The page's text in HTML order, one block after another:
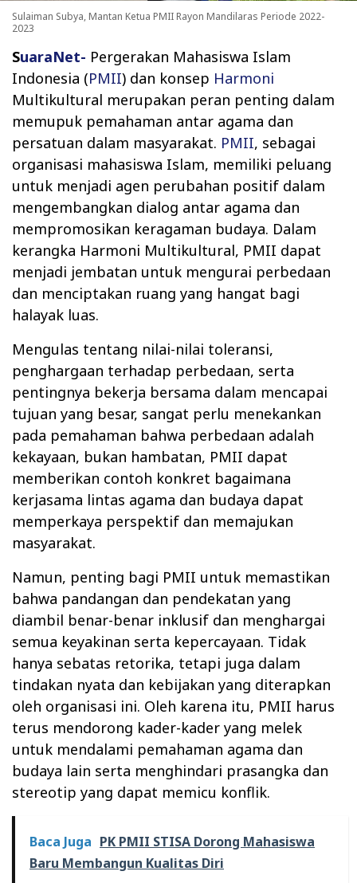
Sulaiman Subya, Mantan Ketua PMII Rayon Mandilaras Periode 2022-
2023
SuaraNet- Pergerakan Mahasiswa Islam
Indonesia (PMII) dan konsep Harmoni
Multikultural merupakan peran penting dalam
memupuk pemahaman antar agama dan
persatuan dalam masyarakat. PMII, sebagai
organisasi mahasiswa Islam, memiliki peluang
untuk menjadi agen perubahan positif dalam
mengembangkan dialog antar agama dan
mempromosikan keragaman budaya. Dalam
kerangka Harmoni Multikultural, PMII dapat
menjadi jembatan untuk mengurai perbedaan
dan menciptakan ruang yang hangat bagi
halayak luas.
Mengulas tentang nilai-nilai toleransi,
penghargaan terhadap perbedaan, serta
pentingnya bekerja bersama dalam mencapai
tujuan yang besar, sangat perlu menekankan
pada pemahaman bahwa perbedaan adalah
kekayaan, bukan hambatan, PMII dapat
memberikan contoh konkret bagaimana
kerjasama lintas agama dan budaya dapat
memperkaya perspektif dan memajukan
masyarakat.
Namun, penting bagi PMII untuk memastikan
bahwa pandangan dan pendekatan yang
diambil benar-benar inklusif dan menghargai
semua keyakinan serta kepercayaan. Tidak
hanya sebatas retorika, tetapi juga dalam
tindakan nyata dan kebijakan yang diterapkan
oleh organisasi ini. Oleh karena itu, PMII harus
terus mendorong kader-kader yang melek
untuk mendalami pemahaman agama dan
budaya lain serta menghindari prasangka dan
stereotip yang dapat memicu konflik.
Baca Juga PK PMII STISA Dorong Mahasiswa
Baru Membangun Kualitas Diri